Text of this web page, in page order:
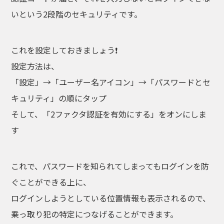
いという2段階のセキュリティです。
これを設定しておきましょう❗
設定方法は、
「設定」→「ユーザー名アイコン」→「パスワードとセ
キュリティ」の順にタップ
そして、「2ファクタ認証を有効にする」をオンにしま
す
これで、パスワードを知られてしまってもログインを防
ぐことができる上に、
ログインしようとしている位置情報も表示されるので、
乗っ取り犯の特定につなげることができます。